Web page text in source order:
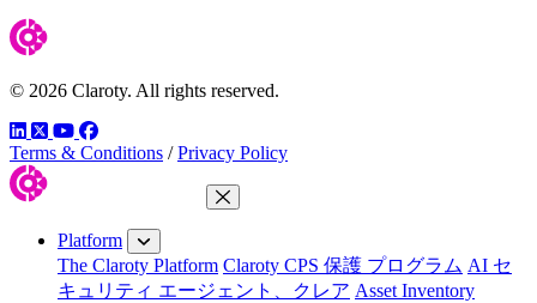
© 2026 Claroty. All rights reserved.
LinkedIn
TwitterYouTube
Facebook
Terms & Conditions / Privacy Policy
Close Menu
Platform
The Claroty Platform Claroty CPS 保護 プログラム AI セ
キュリティ エージェント、クレア Asset Inventory